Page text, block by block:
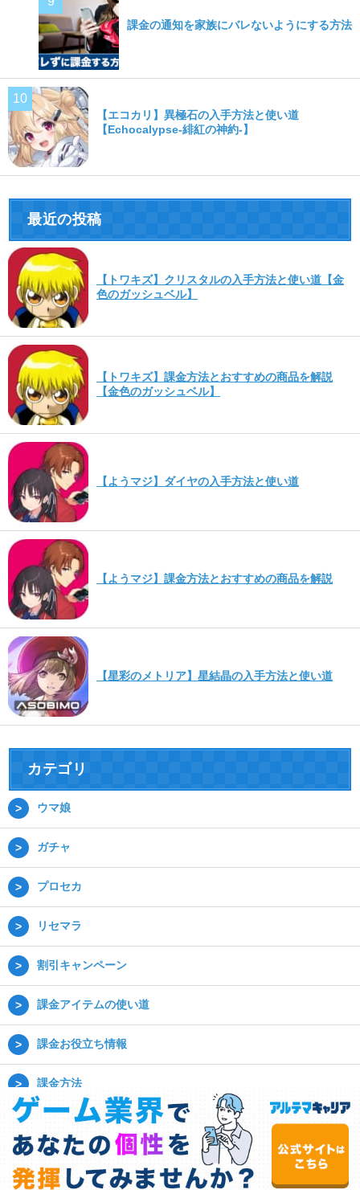
課金の通知を家族にバレないようにする方法
【エコカリ】異極石の入手方法と使い道
【Echocalypse-緋紅の神約-】
最近の投稿
【トワキズ】クリスタルの入手方法と使い道【金
色のガッシュベル】
【トワキズ】課金方法とおすすめの商品を解説
【金色のガッシュベル】
【ようマジ】ダイヤの入手方法と使い道
【ようマジ】課金方法とおすすめの商品を解説
【星彩のメトリア】星結晶の入手方法と使い道
カテゴリ
ウマ娘
ガチャ
プロセカ
リセマラ
割引キャンペーン
課金アイテムの使い道
課金お役立ち情報
課金方法
(C) 2020ゲーム課金の教科書